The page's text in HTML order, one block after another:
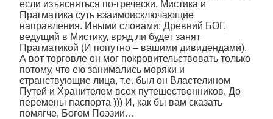
если изъясняться по-гречески, Мистика и
Прагматика суть взаимоисключающие
направления. Иными словами: Древний БОГ,
ведущий в Мистику, вряд ли будет занят
Прагматикой (И попутно – вашими дивидендами).
А вот торговле он мог покровительствовать только
потому, что ею занимались моряки и
странствующие лица, т.е. был он Властелином
Путей и Хранителем всех путешественников. До
перемены паспорта ))) И, как бы вам сказать
помягче, Богом Поэзии…